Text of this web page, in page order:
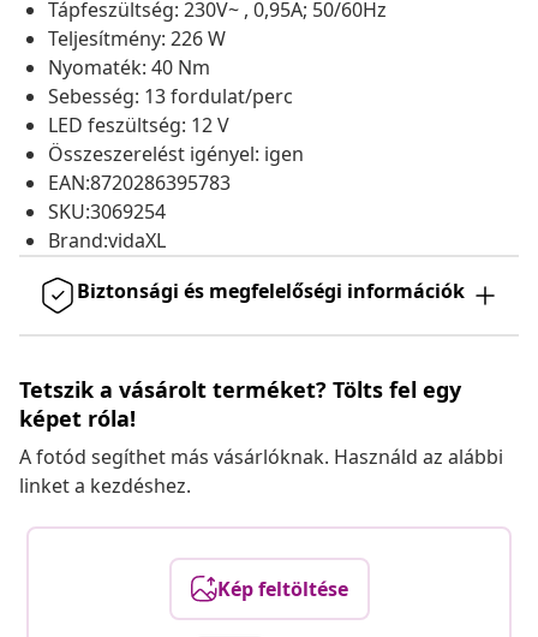
Tápfeszültség: 230V~ , 0,95A; 50/60Hz
Teljesítmény: 226 W
Nyomaték: 40 Nm
Sebesség: 13 fordulat/perc
LED feszültség: 12 V
Összeszerelést igényel: igen
EAN:8720286395783
SKU:3069254
Brand:vidaXL
Biztonsági és megfelelőségi információk
Tetszik a vásárolt terméket? Tölts fel egy
képet róla!
A fotód segíthet más vásárlóknak. Használd az alábbi
linket a kezdéshez.
Kép feltöltése